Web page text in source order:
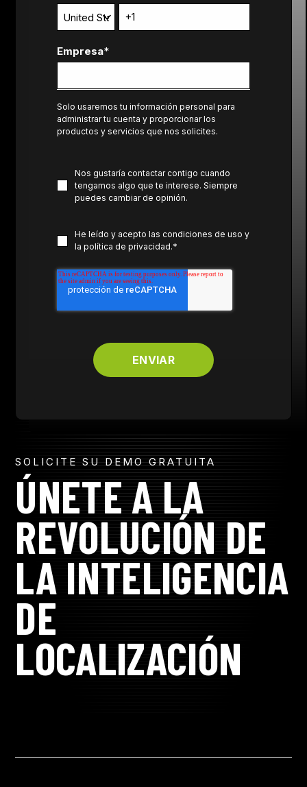
Empresa*
Solo usaremos tu información personal para
administrar tu cuenta y proporcionar los
productos y servicios que nos solicites.
Nos gustaría contactar contigo cuando
tengamos algo que te interese. Siempre
puedes cambiar de opinión.
He leído y acepto las condiciones de uso y
lapolítica de privacidad.*
SOLICITE SU DEMO GRATUITA
ÚNETE A LA
REVOLUCIÓN DE
LA INTELIGENCIA
DE
LOCALIZACIÓN